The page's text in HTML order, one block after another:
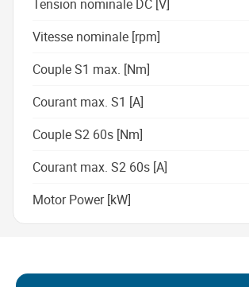
Tension nominale DC [V]
Vitesse nominale [rpm]
Couple S1 max. [Nm]
Courant max. S1 [A]
Couple S2 60s [Nm]
Courant max. S2 60s [A]
Motor Power [kW]